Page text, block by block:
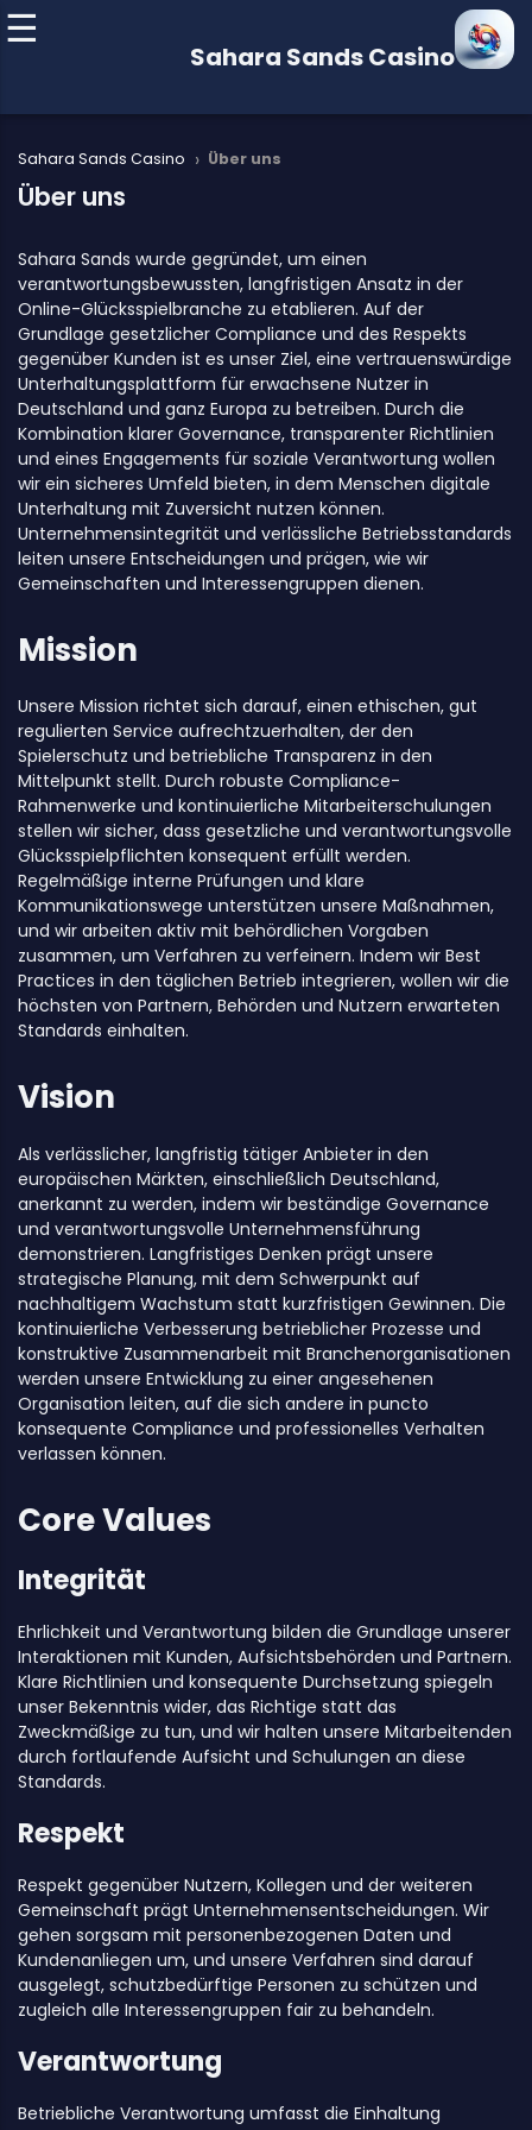
Sahara Sands Casino
Sahara Sands Casino › Über uns
Über uns
Sahara Sands wurde gegründet, um einen
verantwortungsbewussten, langfristigen Ansatz in der
Online-Glücksspielbranche zu etablieren. Auf der
Grundlage gesetzlicher Compliance und des Respekts
gegenüber Kunden ist es unser Ziel, eine vertrauenswürdige
Unterhaltungsplattform für erwachsene Nutzer in
Deutschland und ganz Europa zu betreiben. Durch die
Kombination klarer Governance, transparenter Richtlinien
und eines Engagements für soziale Verantwortung wollen
wir ein sicheres Umfeld bieten, in dem Menschen digitale
Unterhaltung mit Zuversicht nutzen können.
Unternehmensintegrität und verlässliche Betriebsstandards
leiten unsere Entscheidungen und prägen, wie wir
Gemeinschaften und Interessengruppen dienen.
Mission
Unsere Mission richtet sich darauf, einen ethischen, gut
regulierten Service aufrechtzuerhalten, der den
Spielerschutz und betriebliche Transparenz in den
Mittelpunkt stellt. Durch robuste Compliance-
Rahmenwerke und kontinuierliche Mitarbeiterschulungen
stellen wir sicher, dass gesetzliche und verantwortungsvolle
Glücksspielpflichten konsequent erfüllt werden.
Regelmäßige interne Prüfungen und klare
Kommunikationswege unterstützen unsere Maßnahmen,
und wir arbeiten aktiv mit behördlichen Vorgaben
zusammen, um Verfahren zu verfeinern. Indem wir Best
Practices in den täglichen Betrieb integrieren, wollen wir die
höchsten von Partnern, Behörden und Nutzern erwarteten
Standards einhalten.
Vision
Als verlässlicher, langfristig tätiger Anbieter in den
europäischen Märkten, einschließlich Deutschland,
anerkannt zu werden, indem wir beständige Governance
und verantwortungsvolle Unternehmensführung
demonstrieren. Langfristiges Denken prägt unsere
strategische Planung, mit dem Schwerpunkt auf
nachhaltigem Wachstum statt kurzfristigen Gewinnen. Die
kontinuierliche Verbesserung betrieblicher Prozesse und
konstruktive Zusammenarbeit mit Branchenorganisationen
werden unsere Entwicklung zu einer angesehenen
Organisation leiten, auf die sich andere in puncto
konsequente Compliance und professionelles Verhalten
verlassen können.
Core Values
Integrität
Ehrlichkeit und Verantwortung bilden die Grundlage unserer
Interaktionen mit Kunden, Aufsichtsbehörden und Partnern.
Klare Richtlinien und konsequente Durchsetzung spiegeln
unser Bekenntnis wider, das Richtige statt das
Zweckmäßige zu tun, und wir halten unsere Mitarbeitenden
durch fortlaufende Aufsicht und Schulungen an diese
Standards.
Respekt
Respekt gegenüber Nutzern, Kollegen und der weiteren
Gemeinschaft prägt Unternehmensentscheidungen. Wir
gehen sorgsam mit personenbezogenen Daten und
Kundenanliegen um, und unsere Verfahren sind darauf
ausgelegt, schutzbedürftige Personen zu schützen und
zugleich alle Interessengruppen fair zu behandeln.
Verantwortung
Betriebliche Verantwortung umfasst die Einhaltung